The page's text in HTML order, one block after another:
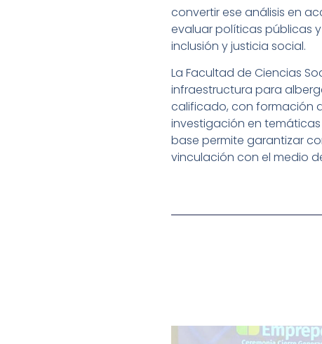
convertir ese análisis en
evaluar políticas públicas
inclusión y justicia social.
La Facultad de Ciencias
infraestructura para
calificado, con formación
investigación en
base permite garantizar
vinculación con el medio